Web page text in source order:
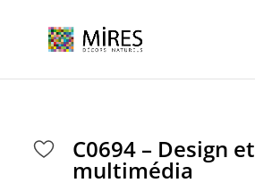
C0694 – Design et
multimédia